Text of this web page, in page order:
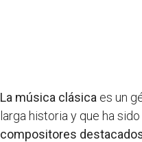
La música clásica es un
larga historia y que ha
compositores